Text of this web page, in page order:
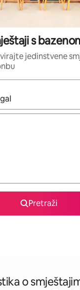
s
jedinstvene
rezultati, moći ćete
Pretraži
o